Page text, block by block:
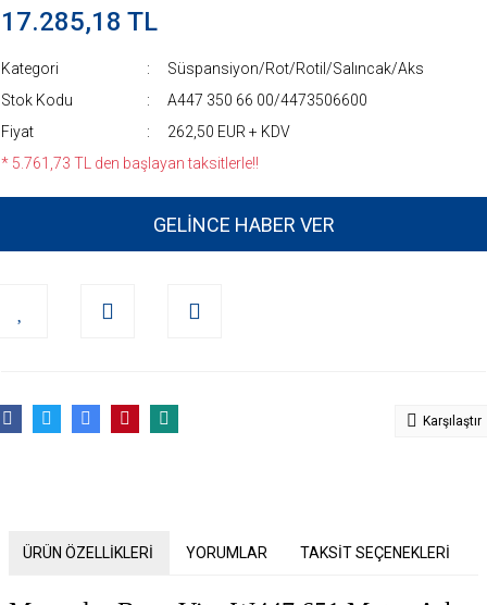
17.285,18 TL
Kategori
Süspansiyon/Rot/Rotil/Salıncak/Aks
Stok Kodu
A447 350 66 00/4473506600
Fiyat
262,50 EUR + KDV
* 5.761,73 TL den başlayan taksitlerle!!
GELİNCE HABER VER
Karşılaştır
ÜRÜN ÖZELLİKLERİ YORUMLAR TAKSİT SEÇENEKLERİ